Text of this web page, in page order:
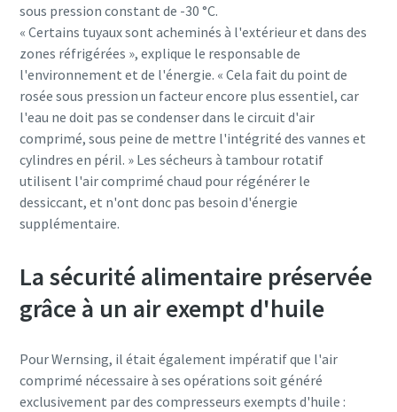
sous pression constant de -30 °C.
« Certains tuyaux sont acheminés à l'extérieur et dans des
zones réfrigérées », explique le responsable de
l'environnement et de l'énergie. « Cela fait du point de
rosée sous pression un facteur encore plus essentiel, car
l'eau ne doit pas se condenser dans le circuit d'air
comprimé, sous peine de mettre l'intégrité des vannes et
cylindres en péril. » Les sécheurs à tambour rotatif
utilisent l'air comprimé chaud pour régénérer le
dessiccant, et n'ont donc pas besoin d'énergie
supplémentaire.
La sécurité alimentaire préservée
grâce à un air exempt d'huile
Pour Wernsing, il était également impératif que l'air
comprimé nécessaire à ses opérations soit généré
exclusivement par des compresseurs exempts d'huile :